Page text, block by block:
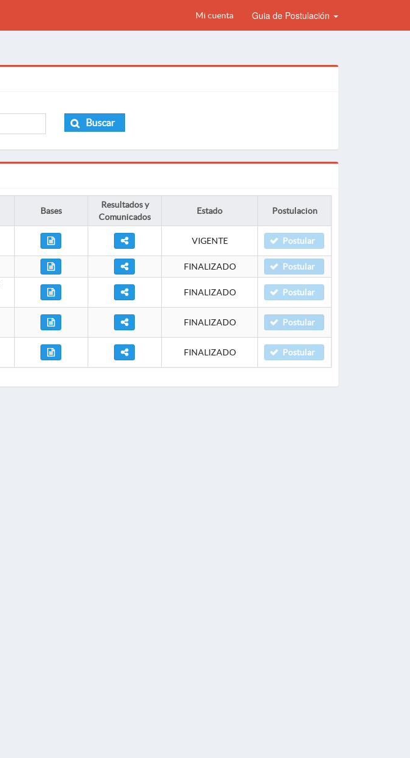
Mi cuenta Guia de Postulación
Buscar
Bases
Resultados y
Comunicados
Estado Postulacion
VIGENTE Postular
FINALIZADO Postular
FINALIZADO Postular
FINALIZADO Postular
FINALIZADO Postular